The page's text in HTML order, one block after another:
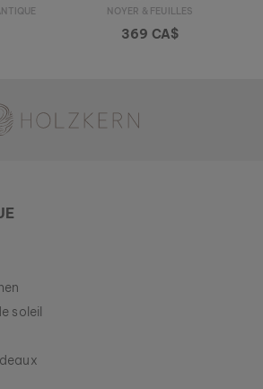
NOYER & FEUILLES
369 CA$
soleil